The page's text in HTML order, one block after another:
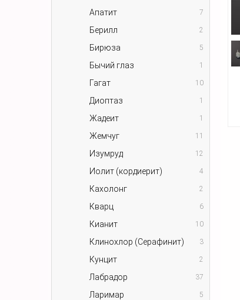
Апатит 7
Берилл 2
Бирюза 5
Бычий глаз 1
Гагат 10
Диоптаз 1
Жадеит 1
Жемчуг 11
Изумруд 12
Иолит (кордиерит) 4
Кахолонг 2
Кварц 6
Кианит 10
Клинохлор (Серафинит) 3
Кунцит 2
Лабрадор 37
Ларимар 5